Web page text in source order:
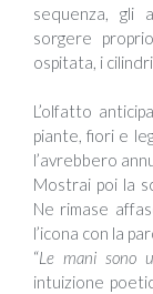
sequenza, gli
sorgere
ospitata, i
L’olfatto
piante, fiori e
l’avrebbero
Mostrai poi la
Ne rimase
l’icona con la
“Le mani sono
intuizione